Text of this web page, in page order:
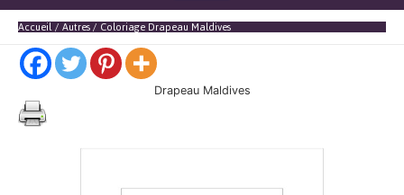
l'en-
Accueil Autres Coloriage Drapeau Maldives
Drapeau Maldives